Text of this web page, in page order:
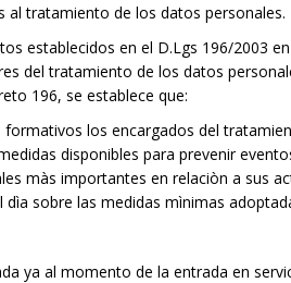
al tratamiento de los datos personales.
establecidos en el D.Lgs 196/2003
del tratamiento de los datos
196, se establece que:
formativos los encargados del
disponibles para prevenir
màs importantes en relaciòn a sus
sobre las medidas mìnimas
ya al momento de la entrada en